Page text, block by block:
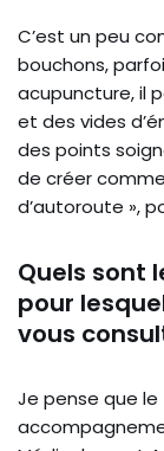
C’est un peu
bouchons,
acupuncture, il
et des vides
des points
de créer
d’autoroute »,
Quels sont
pour
vous
Je pense que